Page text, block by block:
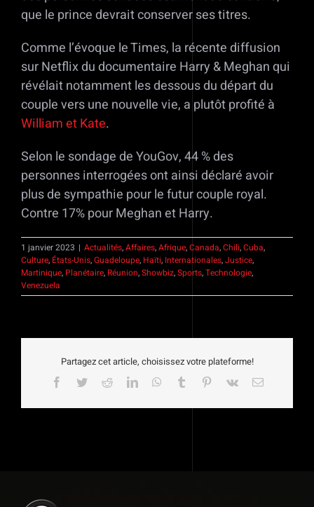
que le prince devrait conserver ses titres.
Comme l’évoque le Times, la récente diffusion
sur Netflix du documentaire Harry & Meghan qui
révélait notamment les dessous du départ du
couple vers une nouvelle vie, a plutôt profité à
William et Kate.
Selon le sondage de YouGov, 44 % des
personnes interrogées ont ainsi déclaré avoir
plus de sympathie pour le futur couple royal.
Contre 17% pour Meghan et Harry.
1 janvier 2023 | Actualités,Affaires,Afrique,Canada,Chili,Cuba,
Culture, États-Unis,Guadeloupe, Haïti, Internationales,Justice,
Martinique, Planétaire, Réunion,Showbiz,Sports,Technologie,
Venezuela
Partagez cet article, choisissez votre plateforme!
Facebook
TwitterRedditLinkedInWhatsApp
Tumblr Pinterest
Vk Email